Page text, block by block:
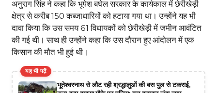
अनुराग सिंह ने कहा कि भूपेश बघेल सरकार के कार्यकाल में छेरीखेड़ी
क्षेत्र से करीब 150 कब्जाधारियों को हटाया गया था। उन्होंने यह भी
दावा किया कि उस समय 61 विधायकों को छेरीखेड़ी में जमीन आवंटित
की गई थी। साथ ही उन्होंने कहा कि उस दौरान हुए आंदोलन में एक
किसान की मौत भी हुई थी।
यह भी पढ़ें
भूतेश्वरनाथ से लौट रही श्रद्धालुओं की बस पुल से टकराई,